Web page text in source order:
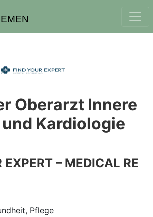
Oberarzt Innere
Kardiologie
EXPERT – MEDICAL RE
Pflege